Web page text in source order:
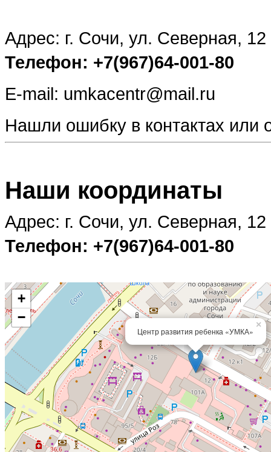
Адрес: г. Сочи, ул. Северная,
Телефон: +7(967)64-001-80
E-mail: umkacentr@mail.ru
Нашли ошибку в контактах
Наши координаты
Адрес: г. Сочи, ул. Северная,
Телефон: +7(967)64-001-80
Центр развития ребенка «УМКА»
×
+
−